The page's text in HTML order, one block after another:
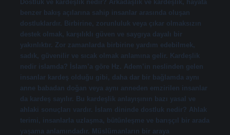
Dostluk ve kardeşlik nedir? Arkadaşlık ve kardeşlik, hayata
benzer bakış açılarına sahip insanlar arasında oluşan
dostluklardır. Birbirine, zorunluluk veya çıkar olmaksızın
destek olmak, karşılıklı güven ve saygıya dayalı bir
yakınlıktır. Zor zamanlarda birbirine yardım edebilmek,
sadık, güvenilir ve sıcak olmak anlamına gelir. Kardeşlik
nedir islamda? İslam’a göre Hz. Adem’in neslinden gelen
insanlar kardeş olduğu gibi, daha dar bir bağlamda aynı
anne babadan doğan veya aynı anneden emzirilen insanlar
da kardeş sayılır. Bu kardeşlik anlayışının bazı yasal ve
ahlaki sonuçları vardır. İslam dininde dostluk nedir? Ahlak
terimi, insanlarla uzlaşma, bütünleşme ve barışçıl bir arada
yaşama anlamındadır. Müslümanların bir araya